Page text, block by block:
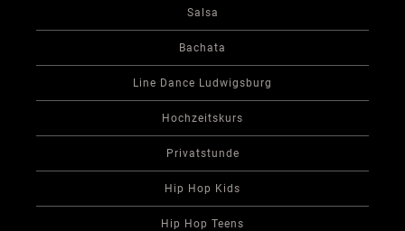
Salsa
Bachata
Line Dance Ludwigsburg
Hochzeitskurs
Privatstunde
Hip Hop Kids
Hip Hop Teens